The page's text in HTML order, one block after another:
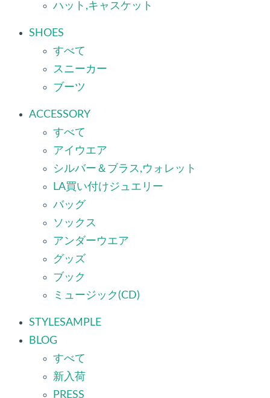
ハット,キャスケット
SHOES
すべて
スニーカー
ブーツ
ACCESSORY
すべて
アイウエア
シルバー＆ブラス,ウォレット
LA買い付けジュエリー
バッグ
ソックス
アンダーウエア
グッズ
ブック
ミュージック(CD)
STYLESAMPLE
BLOG
すべて
新入荷
PRESS